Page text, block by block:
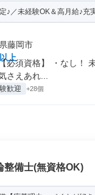
♪／未経験OK＆高月給♪
藤岡市
上
必須資格】 ・なし！
さえあれ...
歓迎 +28個
整備士(無資格OK)